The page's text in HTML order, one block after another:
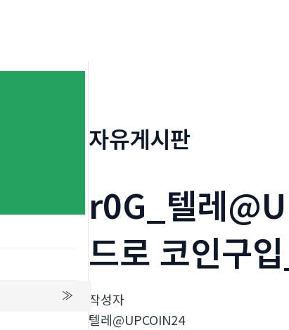
자유게시판
r0G_텔레
드로 코인구
작성자
텔레@UPCOIN24